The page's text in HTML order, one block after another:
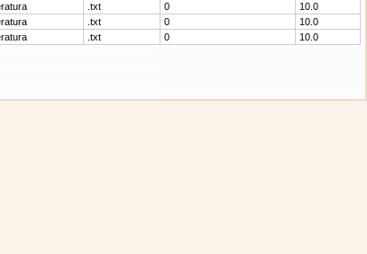
.txt 0
10.0
.txt 0
10.0
.txt 0 10.0